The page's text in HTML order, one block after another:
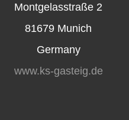
Montgelasstraße 2
81679 Munich
Germany
www.ks-gasteig.de